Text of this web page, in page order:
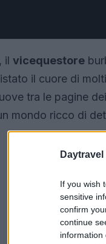
Daytravel
If you wish
sensitive
confirm
continue
information
il vicequestore
il cuore di
tra le pagine
mondo ricco di